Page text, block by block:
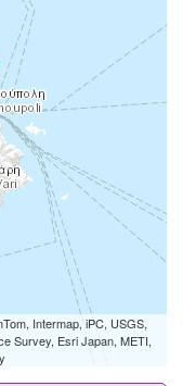
Intermap, iPC, USGS,
Survey, Esri Japan, METI,